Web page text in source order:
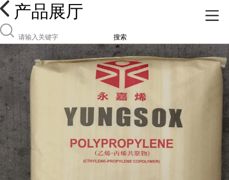
产品展厅
搜索